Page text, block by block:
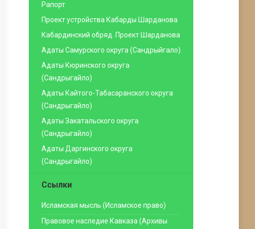
Рапорт
Проект устройства Кабарды Шарданова
Кабардинский обряд. Проект Шарданова
Адаты Самурского округа (Сандрыйгало)
Адаты Кюринского округа
(Сандрыгайло)
Адаты Кайтого-Табасаранского округа
(Сандрыгайло)
Адаты Закатальского округа
(Сандрыгайло)
Адаты Даргинского округа
(Сандрыгайло)
Ссылки
Исламская мысль (Исламское право)
Правовое наследие Кавказа (Архивы